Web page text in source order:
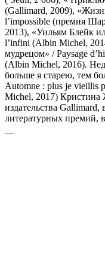
(Gallimard, 2009),
l’impossible (премия
2013), «Уильям Блейк
l’infini (Albin Michel,
мудрецом» / Paysage
(Albin Michel, 2016).
больше я старею, тем
Automne : plus je vieillis
Michel, 2017) Кристина
издательства
литературных премий,